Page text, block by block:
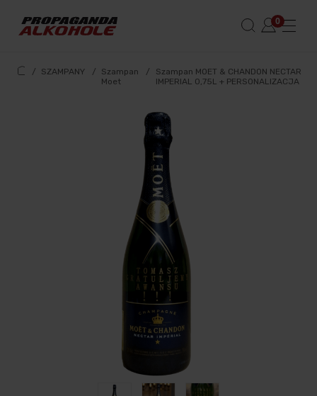
/ SZAMPANY /
Szampan
Moet
/
Szampan MOET & CHANDON NECTAR
IMPERIAL 0,75L + PERSONALIZACJA